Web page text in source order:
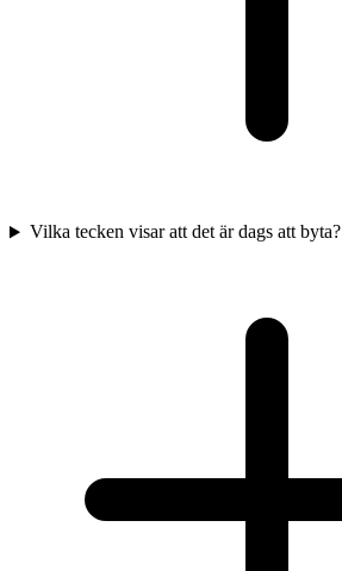
Vilka tecken visar att det är dags att byta?